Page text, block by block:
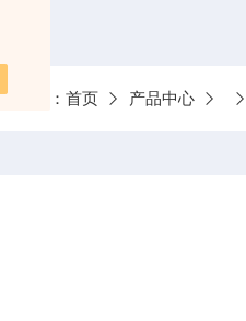
位置： 首页 产品中心